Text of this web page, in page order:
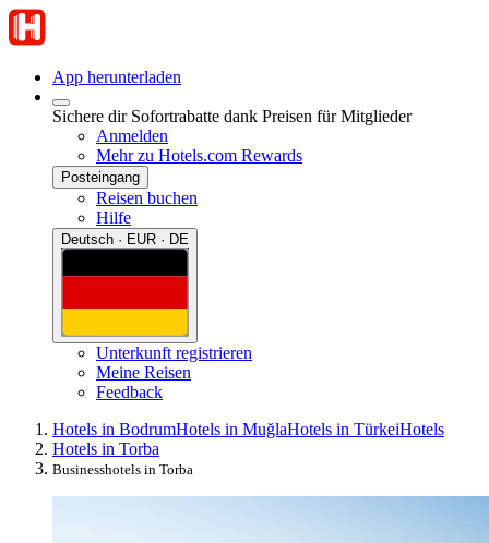
App herunterladen
Sichere dir Sofortrabatte dank Preisen für Mitglieder
Anmelden
Mehr zu Hotels.com Rewards
Posteingang
Reisen buchen
Hilfe
Deutsch · EUR · DE
Unterkunft registrieren
Meine Reisen
Feedback
Hotels in BodrumHotels in MuğlaHotels in TürkeiHotels
Hotels in Torba
Businesshotels in Torba